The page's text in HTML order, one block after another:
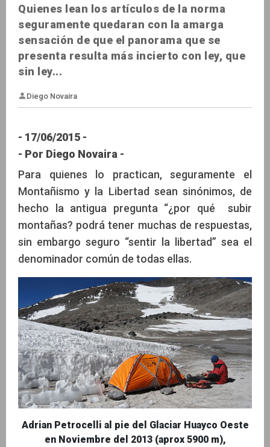
Quienes lean los artículos de la norma
seguramente quedaran con la amarga
sensación de que el panorama que se
presenta resulta más incierto con ley, que
sin ley...
Diego Novaira
- 17/06/2015 -
- Por Diego Novaira -
Para quienes lo practican, seguramente el
Montañismo y la Libertad sean sinónimos, de
hecho la antigua pregunta “¿por qué subir
montañas? podrá tener muchas de respuestas,
sin embargo seguro “sentir la libertad” sea el
denominador común de todas ellas.
Adrian Petrocelli al pie del Glaciar Huayco Oeste
en Noviembre del 2013 (aprox 5900 m),